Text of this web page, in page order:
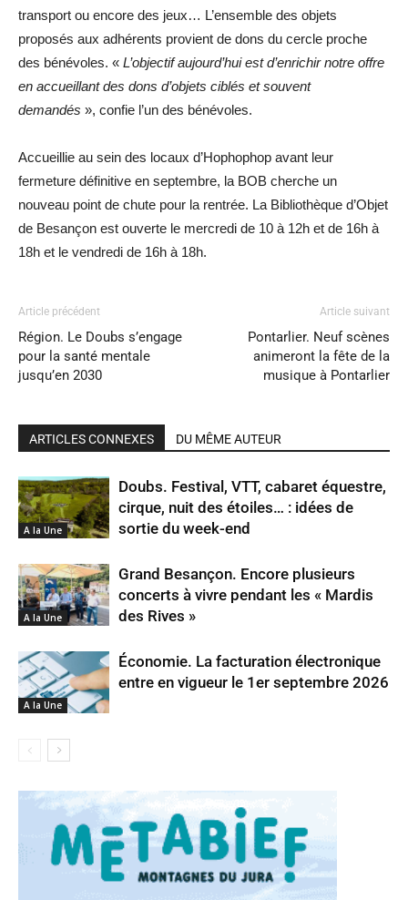
transport ou encore des jeux… L’ensemble des objets
proposés aux adhérents provient de dons du cercle proche
des bénévoles. « L’objectif aujourd’hui est d’enrichir notre offre
en accueillant des dons d’objets ciblés et souvent
demandés », confie l’un des bénévoles.
Accueillie au sein des locaux d’Hophophop avant leur
fermeture définitive en septembre, la BOB cherche un
nouveau point de chute pour la rentrée. La Bibliothèque d’Objet
de Besançon est ouverte le mercredi de 10 à 12h et de 16h à
18h et le vendredi de 16h à 18h.
Article précédent
Région. Le Doubs s’engage
pour la santé mentale
jusqu’en 2030
Article suivant
Pontarlier. Neuf scènes
animeront la fête de la
musique à Pontarlier
ARTICLES CONNEXES DU MÊME AUTEUR
A la Une
Doubs. Festival, VTT, cabaret équestre,
cirque, nuit des étoiles… : idées de
sortie du week-end
A la Une
Grand Besançon. Encore plusieurs
concerts à vivre pendant les « Mardis
des Rives »
A la Une
Économie. La facturation électronique
entre en vigueur le 1er septembre 2026